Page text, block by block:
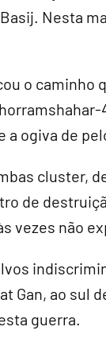
Nesta
o caminho
a ogiva de
cluster,
de
vezes não
Gan, ao sul
guerra.